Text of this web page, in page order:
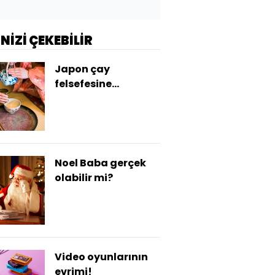
ÇEKEBİLİR
Japon çay
felsefesine
Noel Baba gerçek
olabilir mi?
Video oyunlarının
evrimi!